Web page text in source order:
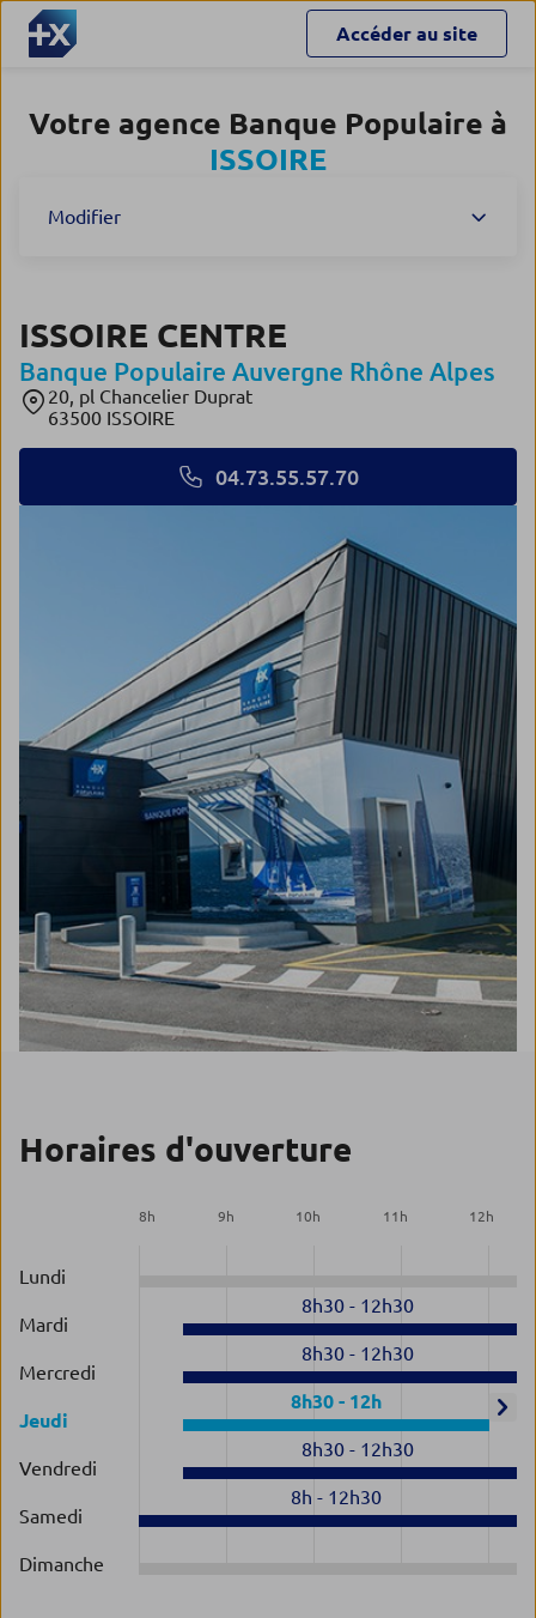
Accéder au site
Votre agence Banque Populaire à
ISSOIRE
Modifier
ISSOIRE CENTRE
Banque Populaire Auvergne Rhône Alpes
20, pl Chancelier Duprat
63500 ISSOIRE
04.73.55.57.70
Horaires d'ouverture
8h 9h 10h 11 h 12h
Lundi
Mardi
8h30- 12h30
Mercredi
8h30- 12h30
Jeudi
8h30- 12h
Vendredi
8h30- 12h30
Samedi
8h - 12h30
Dimanche